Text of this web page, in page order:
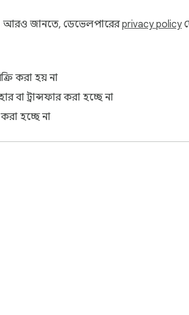
আরও জানতে, ডেভেলপারেরprivacy policy
করা হয় না
বা ট্রান্সফার করা হচ্ছে না
হচ্ছে না